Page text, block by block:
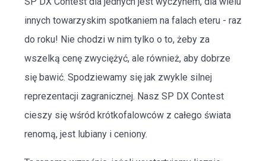
innych towarzyskim spotkaniem na falach eteru - raz
do roku! Nie chodzi w nim tylko o to, żeby za
wszelką cenę zwyciężyć, ale również, aby dobrze
się bawić. Spodziewamy się jak zwykle silnej
reprezentacji zagranicznej. Nasz SP DX Contest
cieszy się wśród krótkofalowców z całego świata
renomą, jest lubiany i ceniony.